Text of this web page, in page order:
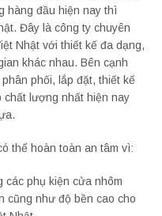
hàng đầu hiện nay thì
Đây là công ty chuyên
Nhật với thiết kế đa dạng,
khác nhau. Bên cạnh
phối, lắp đặt, thiết kế
chất lượng nhất hiện nay
thể hoàn toàn an tâm vì:
các phụ kiện cửa nhôm
cũng như độ bền cao cho